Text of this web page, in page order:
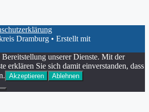
Dramburg • Erstellt mit
unserer Dienste. Mit der
erklären Sie sich damit einverstanden, dass
Akzeptieren
Ablehnen